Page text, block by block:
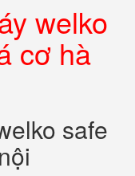
welko
cơ hà
safe